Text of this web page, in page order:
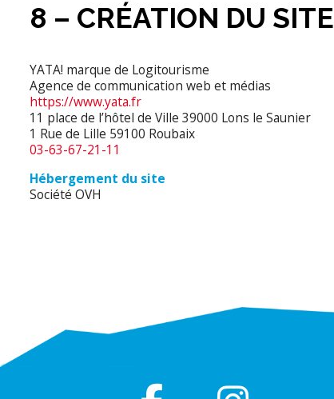
8 – CRÉATION DU SITE
YATA! marque de Logitourisme
Agence de communication web et médias
https://www.yata.fr
11 place de l’hôtel de Ville 39000 Lons le Saunier
1 Rue de Lille 59100 Roubaix
03-63-67-21-11
Hébergement du site
Société OVH